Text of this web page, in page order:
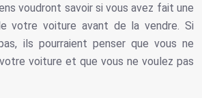
voudront savoir si vous avez fait une
votre voiture avant de la vendre. Si
ils pourraient penser que vous ne
voiture et que vous ne voulez pas